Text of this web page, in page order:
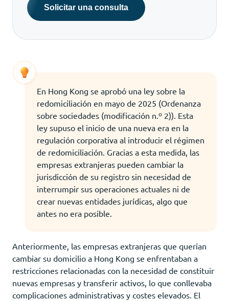
Solicitar una consulta
En Hong Kong se aprobó una ley sobre la
redomiciliación en mayo de 2025 (Ordenanza
sobre sociedades (modificación n.º 2)). Esta
ley supuso el inicio de una nueva era en la
regulación corporativa al introducir el régimen
de redomiciliación. Gracias a esta medida, las
empresas extranjeras pueden cambiar la
jurisdicción de su registro sin necesidad de
interrumpir sus operaciones actuales ni de
crear nuevas entidades jurídicas, algo que
antes no era posible.
Anteriormente, las empresas extranjeras que querían
cambiar su domicilio a Hong Kong se enfrentaban a
restricciones relacionadas con la necesidad de constituir
nuevas empresas y transferir activos, lo que conllevaba
complicaciones administrativas y costes elevados. El